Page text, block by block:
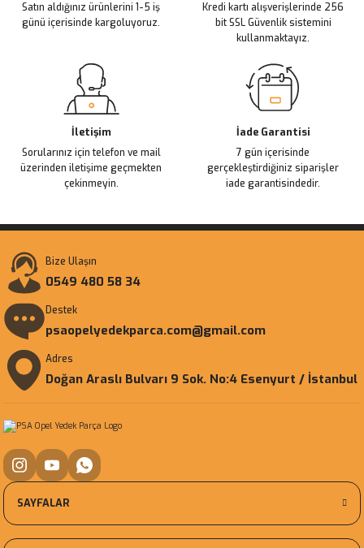
Bu ürüne benzer farklı alternatifler olmalı.
Satın aldığınız ürünlerini 1-5 iş
günü içerisinde kargoluyoruz.
Kredi kartı alışverişlerinde 256
bit SSL Güvenlik sistemini
kullanmaktayız.
İletişim
Sorularınız için telefon ve mail
üzerinden iletişime geçmekten
çekinmeyin.
İade Garantisi
7 gün içerisinde
gerçekleştirdiğiniz siparişler
iade garantisindedir.
Bize Ulaşın
0549 480 58 34
Destek
psaopelyedekparca.com@gmail.com
Adres
Doğan Araslı Bulvarı 9 Sok. No:4 Esenyurt / İstanbul
SAYFALAR